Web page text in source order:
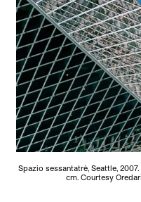
Spazio sessantatrè, Seattle,
cm. Courtesy